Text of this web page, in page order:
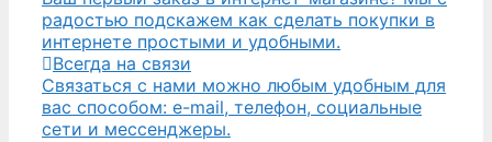
радостью подскажем как сделать покупки в
интернете простыми и удобными.
Всегда на связи
Связаться с нами можно любым удобным для
вас способом: e-mail, телефон, социальные
сети и мессенджеры.